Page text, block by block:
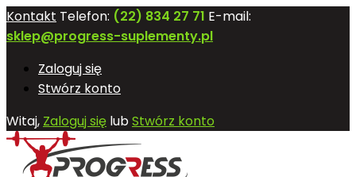
Kontakt Telefon: (22) 834 27 71 E-mail:
sklep@progress-suplementy.pl
Zaloguj się
Stwórz konto
Witaj, Zaloguj się lubStwórz konto